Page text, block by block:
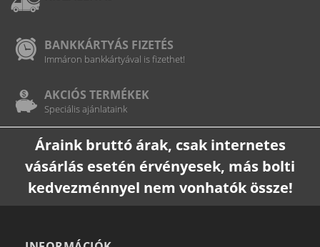
BANKKÁRTYÁS FIZETÉS
Immáron bankkártyával is fizethet!
AKCIÓS TERMÉKEK
Speciális ajánlataink
Áraink bruttó árak, csak internetes
vásárlás esetén érvényesek, más bolti
kedvezménnyel nem vonhatók össze!